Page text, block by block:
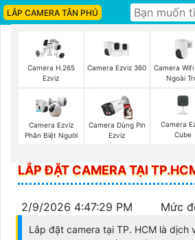
LẮP CAMERA TÂN PHÚ
Camera H.265
Ezviz
Camera Ezviz 360
Camera Wifi
Ngoài
Camera Ezviz
Phân Biệt Người
Camera Dùng Pin
Ezviz
Camera
Cube
LẮP ĐẶT CAMERA TẠI
2/9/2026 4:47:29 PM Mức
Lắp đặt camera tại TP. HCM là dịch